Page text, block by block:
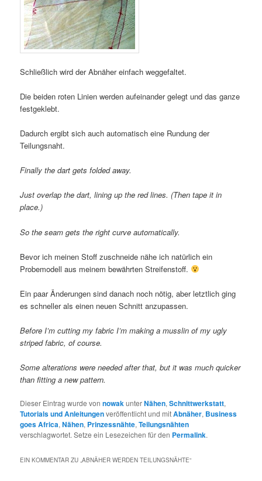
Schließlich wird der Abnäher einfach weggefaltet.
Die beiden roten Linien werden aufeinander gelegt und das ganze
festgeklebt.
Dadurch ergibt sich auch automatisch eine Rundung der
Teilungsnaht.
Finally the dart gets folded away.
Just overlap the dart, lining up the red lines. (Then tape it in
place.)
So the seam gets the right curve automatically.
Bevor ich meinen Stoff zuschneide nähe ich natürlich ein
Probemodell aus meinem bewährten Streifenstoff.
Ein paar Änderungen sind danach noch nötig, aber letztlich ging
es schneller als einen neuen Schnitt anzupassen.
Before I’m cutting my fabric I’m making a musslin of my ugly
striped fabric, of course.
Some alterations were needed after that, but it was much quicker
than fitting a new pattern.
Dieser Eintrag wurde vonnowakunterNähen,Schnittwerkstatt,
Tutorials und Anleitungenveröffentlicht und mitAbnäher, Business
goes Africa,Nähen, Prinzessnähte,Teilungsnähten
verschlagwortet. Setze ein Lesezeichen für den Permalink.
EIN KOMMENTAR ZU „ABNÄHER WERDEN TEILUNGSNÄHTE“